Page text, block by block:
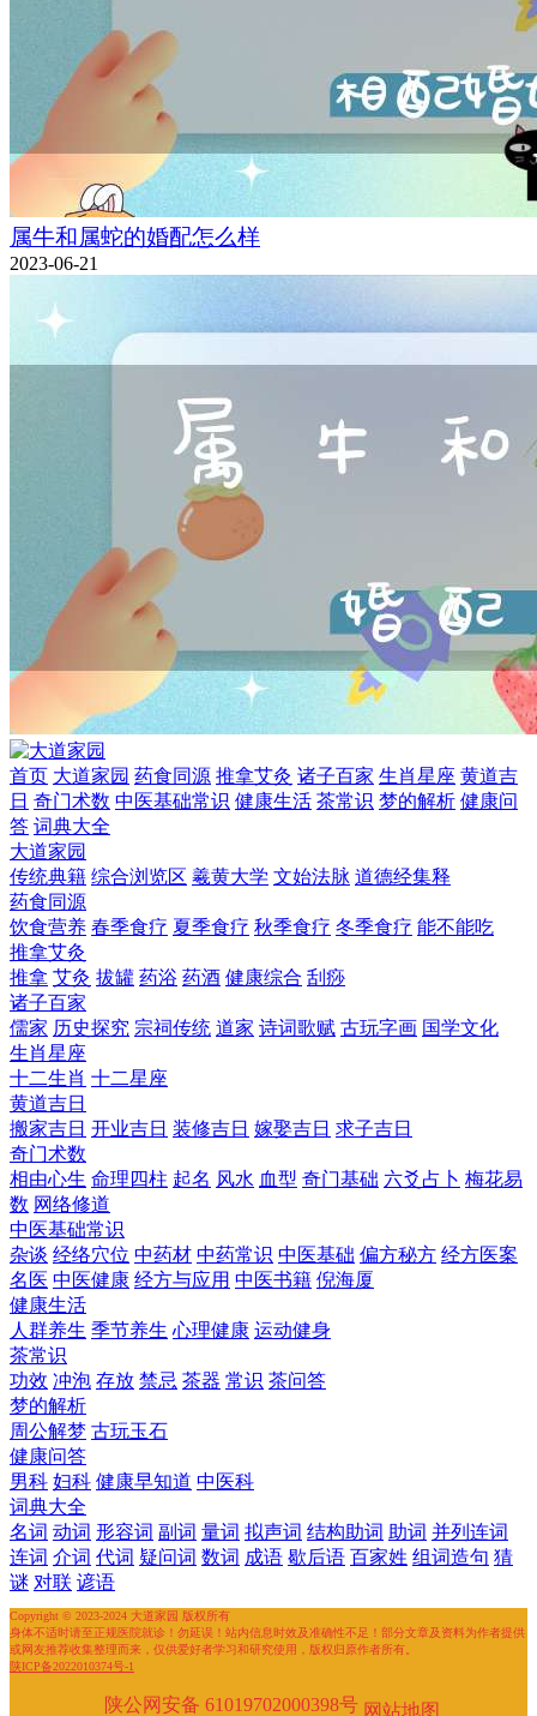
属牛和属蛇的婚配怎么样
2023-06-21
首页 大道家园 药食同源 推拿艾灸 诸子百家 生肖星座 黄道吉
日 奇门术数 中医基础常识 健康生活 茶常识 梦的解析 健康问
答 词典大全
大道家园
传统典籍 综合浏览区 羲黄大学 文始法脉 道德经集释
药食同源
饮食营养 春季食疗 夏季食疗 秋季食疗 冬季食疗 能不能吃
推拿艾灸
推拿 艾灸 拔罐 药浴 药酒 健康综合 刮痧
诸子百家
儒家 历史探究 宗祠传统 道家 诗词歌赋 古玩字画 国学文化
生肖星座
十二生肖 十二星座
黄道吉日
搬家吉日 开业吉日 装修吉日 嫁娶吉日 求子吉日
奇门术数
相由心生 命理四柱 起名 风水 血型 奇门基础 六爻占卜 梅花易
数 网络修道
中医基础常识
杂谈 经络穴位 中药材 中药常识 中医基础 偏方秘方 经方医案
名医 中医健康 经方与应用 中医书籍 倪海厦
健康生活
人群养生 季节养生 心理健康 运动健身
茶常识
功效 冲泡 存放 禁忌 茶器 常识 茶问答
梦的解析
周公解梦 古玩玉石
健康问答
男科 妇科 健康早知道 中医科
词典大全
名词 动词 形容词 副词 量词 拟声词 结构助词 助词 并列连词
连词 介词 代词 疑问词 数词 成语 歇后语 百家姓 组词造句 猜
谜 对联 谚语
Copyright © 2023-2024 大道家园 版权所有
身体不适时请至正规医院就诊！勿延误！站内信息时效及准确性不足！部分文章及资料为作者提供
或网友推荐收集整理而来，仅供爱好者学习和研究使用，版权归原作者所有。
陕ICP备2022010374号-1
陕公网安备 61019702000398号 网站地图